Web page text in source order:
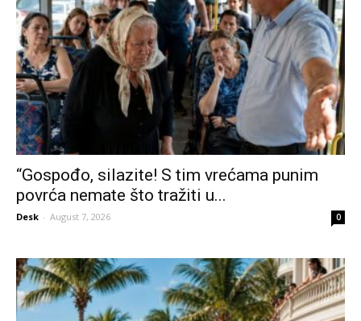
“Gospođo, silazite! S tim vrećama punim
povrća nemate što tražiti u...
Desk - August 7, 2026 0